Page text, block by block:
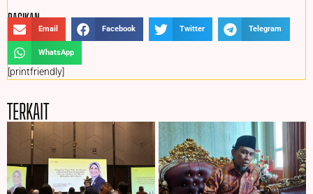
BAGIKAN :
Email Facebook Twitter Telegram
WhatsApp
[printfriendly]
TERKAIT